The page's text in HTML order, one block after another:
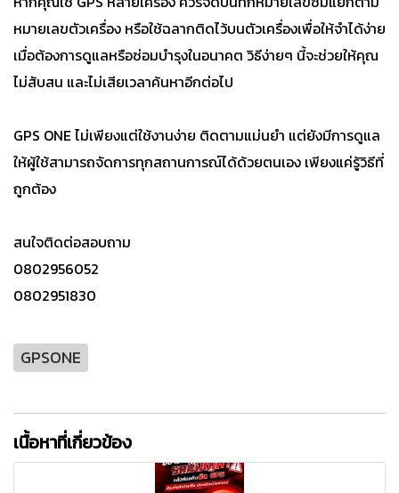
หมายเลขตัวเครื่อง หรือใช้ฉลากติดไว้บนตัวเครื่องเพื่อให้จำได้ง่าย
เมื่อต้องการดูแลหรือซ่อมบำรุงในอนาคต วิธีง่ายๆ นี้จะช่วยให้คุณ
ไม่สับสน และไม่เสียเวลาค้นหาอีกต่อไป
GPS ONE ไม่เพียงแต่ใช้งานง่าย ติดตามแม่นยำ แต่ยังมีการดูแล
ให้ผู้ใช้สามารถจัดการทุกสถานการณ์ได้ด้วยตนเอง เพียงแค่รู้วิธีที่
ถูกต้อง
สนใจติดต่อสอบถาม
0802956052
0802951830
GPSONE
เนื้อหาที่เกี่ยวข้อง